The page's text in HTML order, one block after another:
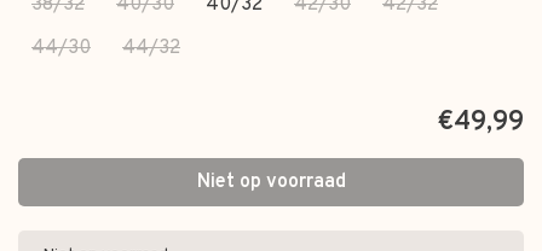
38/32
40/30 40/32 42/30
42/32
44/30
44/32
€49,99
Niet op voorraad